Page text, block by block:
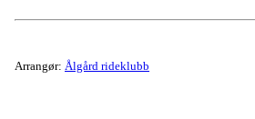
Arrangør: Ålgård rideklubb